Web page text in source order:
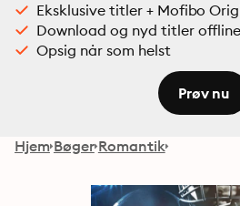
Eksklusive titler + Mofibo
Download og nyd titler offline
Opsig når som helst
Prøv nu
Hjem Bøger Romantik